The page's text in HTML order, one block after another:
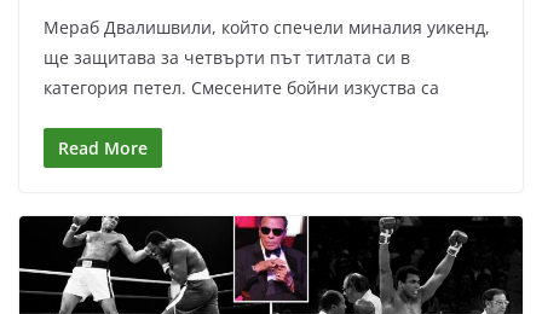
Мераб Двалишвили, който спечели миналия уикенд,
ще защитава за четвърти път титлата си в
категория петел. Смесените бойни изкуства са
Read More